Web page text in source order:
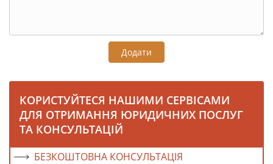
Додати
КОРИСТУЙТЕСЯ НАШИМИ СЕРВІСАМИ
ДЛЯ ОТРИМАННЯ ЮРИДИЧНИХ ПОСЛУГ
ТА КОНСУЛЬТАЦІЙ
БЕЗКОШТОВНА КОНСУЛЬТАЦІЯ